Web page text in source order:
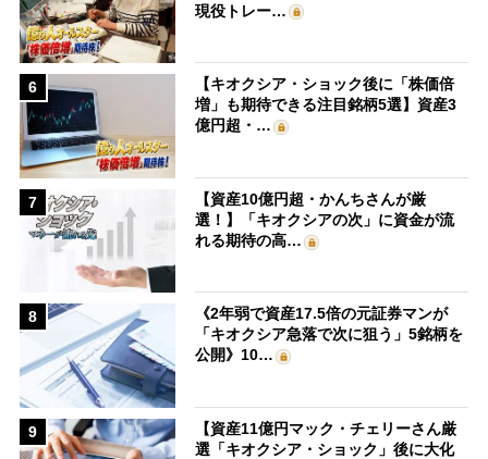
現役トレー…
6
【キオクシア・ショック後に「株価倍
増」も期待できる注目銘柄5選】資産3
億円超・…
7
【資産10億円超・かんちさんが厳
選！】「キオクシアの次」に資金が流
れる期待の高…
8
《2年弱で資産17.5倍の元証券マンが
「キオクシア急落で次に狙う」5銘柄を
公開》10…
9
【資産11億円マック・チェリーさん厳
選「キオクシア・ショック」後に大化